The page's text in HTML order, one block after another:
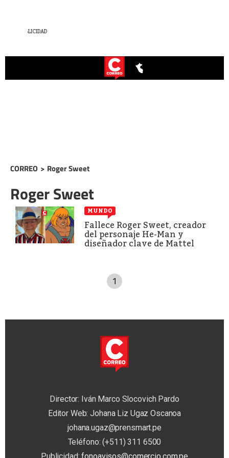
CORREO > Roger Sweet
Roger Sweet
MUNDO
Fallece Roger Sweet, creador
del personaje He-Man y
diseñador clave de Mattel
1
Director: Iván Marco Slocovich Pardo
Editor Web: Johana Liz Ugaz Oscanoa
johana.ugaz@prensmart.pe
Teléfono: (+511) 311 6500